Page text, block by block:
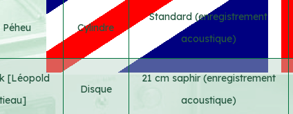
Cylindre
Standard (enregistrement
acoustique)
[Léopold
Disque
21 cm saphir (enregistrement
acoustique)